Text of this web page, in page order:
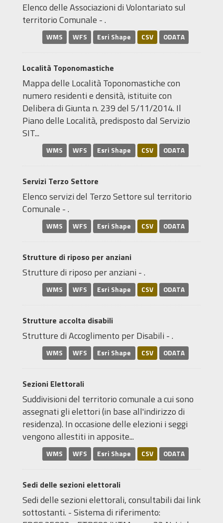
Elenco delle Associazioni di Volontariato sul
territorio Comunale - .
WMS WFS Esri Shape CSV ODATA
Località Toponomastiche
Mappa delle Località Toponomastiche con
numero residenti e densità, istituite con
Delibera di Giunta n. 239 del 5/11/2014. Il
Piano delle Località, predisposto dal Servizio
SIT...
WMS WFS Esri Shape CSV ODATA
Servizi Terzo Settore
Elenco servizi del Terzo Settore sul territorio
Comunale - .
WMS WFS Esri Shape CSV ODATA
Strutture di riposo per anziani
Strutture di riposo per anziani - .
WMS WFS Esri Shape CSV ODATA
Strutture accolta disabili
Strutture di Accoglimento per Disabili - .
WMS WFS Esri Shape CSV ODATA
Sezioni Elettorali
Suddivisioni del territorio comunale a cui sono
assegnati gli elettori (in base all'indirizzo di
residenza). In occasione delle elezioni i seggi
vengono allestiti in apposite...
WMS WFS Esri Shape CSV ODATA
Sedi delle sezioni elettorali
Sedi delle sezioni elettorali, consultabili dai link
sottostanti. - Sistema di riferimento: